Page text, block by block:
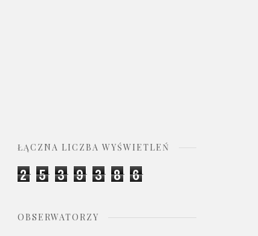
ŁĄCZNA LICZBA WYŚWIETLEŃ
2 5 3 9 3 8 6
OBSERWATORZY